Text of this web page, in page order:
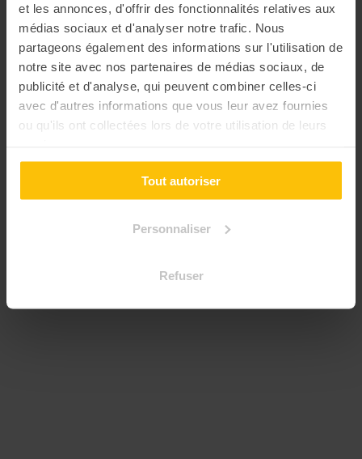
et les annonces, d'offrir des fonctionnalités relatives aux
médias sociaux et d'analyser notre trafic. Nous
partageons également des informations sur l'utilisation de
notre site avec nos partenaires de médias sociaux, de
publicité et d'analyse, qui peuvent combiner celles-ci
avec d'autres informations que vous leur avez fournies
ou qu'ils ont collectées lors de votre utilisation de leurs
Tout autoriser
Personnaliser
Refuser